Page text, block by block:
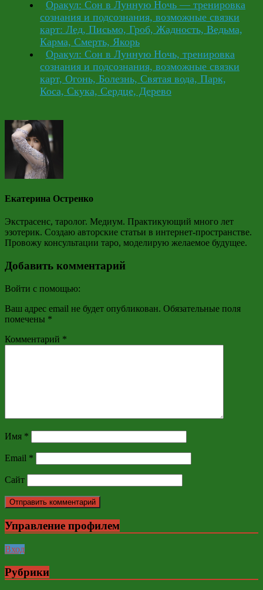
Оракул: Сон в Лунную Ночь — тренировка
сознания и подсознания, возможные связки
карт: Лед, Письмо, Гроб, Жадность, Ведьма,
Карма, Смерть, Якорь
Оракул: Сон в Лунную Ночь, тренировка
сознания и подсознания, возможные связки
карт, Огонь, Болезнь, Святая вода, Парк,
Коса, Скука, Сердце, Дерево
Екатерина Остренко
Экстрасенс, таролог. Медиум. Практикующий много лет
эзотерик. Создаю авторские статьи в интернет-пространстве.
Провожу консультации таро, моделирую желаемое будущее.
Добавить комментарий
Войти с помощью:
Ваш адрес email не будет опубликован. Обязательные поля
помечены *
Комментарий *
Имя *
Email *
Сайт
Управление профилем
Вход
Рубрики